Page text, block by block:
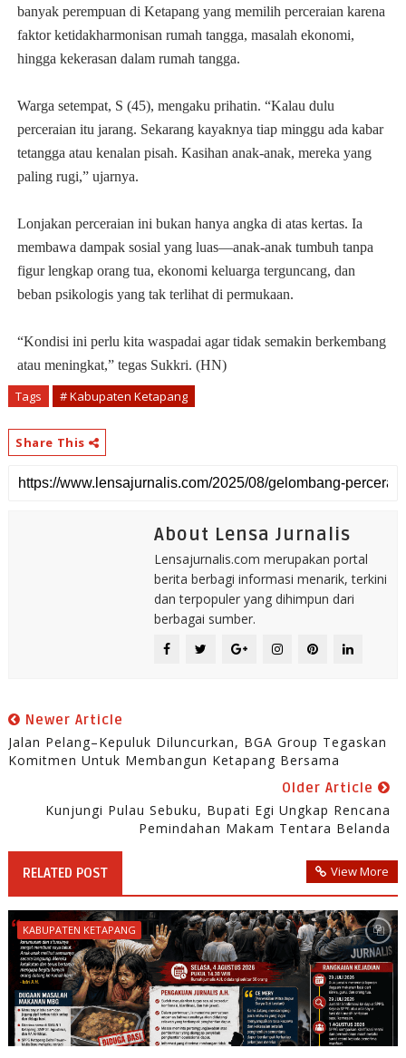
banyak perempuan di Ketapang yang memilih perceraian karena
faktor ketidakharmonisan rumah tangga, masalah ekonomi,
hingga kekerasan dalam rumah tangga.
Warga setempat, S (45), mengaku prihatin. “Kalau dulu
perceraian itu jarang. Sekarang kayaknya tiap minggu ada kabar
tetangga atau kenalan pisah. Kasihan anak-anak, mereka yang
paling rugi,” ujarnya.
Lonjakan perceraian ini bukan hanya angka di atas kertas. Ia
membawa dampak sosial yang luas—anak-anak tumbuh tanpa
figur lengkap orang tua, ekonomi keluarga terguncang, dan
beban psikologis yang tak terlihat di permukaan.
“Kondisi ini perlu kita waspadai agar tidak semakin berkembang
atau meningkat,” tegas Sukkri. (HN)
Tags # Kabupaten Ketapang
Share This
About Lensa Jurnalis
Lensajurnalis.com merupakan portal
berita berbagi informasi menarik, terkini
dan terpopuler yang dihimpun dari
berbagai sumber.
Newer Article
Jalan Pelang–Kepuluk Diluncurkan, BGA Group Tegaskan
Komitmen Untuk Membangun Ketapang Bersama
Older Article
Kunjungi Pulau Sebuku, Bupati Egi Ungkap Rencana
Pemindahan Makam Tentara Belanda
RELATED POST View More
KABUPATEN KETAPANG